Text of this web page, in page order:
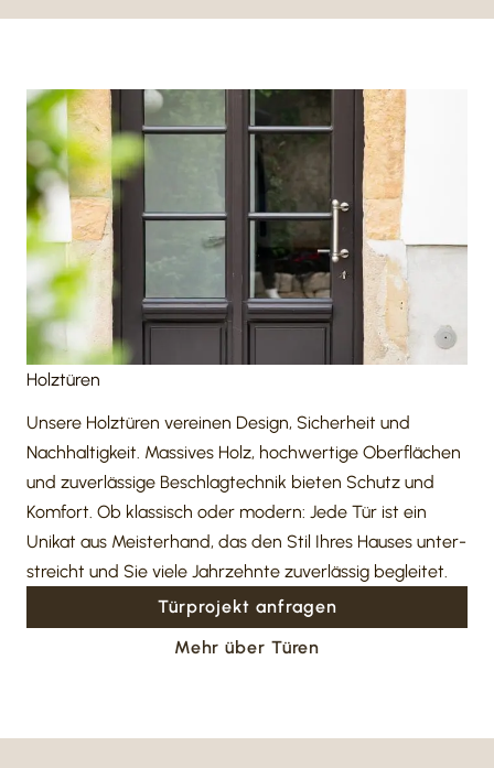
Holz­türen
Unsere Holz­türen vereinen Design, Sicher­heit und
Nachhaltigkeit. Massives Holz, hoch­wer­tige Ober­flä­chen
und zuver­läs­sige Beschlag­technik bieten Schutz und
Komfort. Ob klas­sisch oder modern: Jede Tür ist ein
Unikat aus Meis­ter­hand, das den Stil Ihres Hauses unter­
streicht und Sie viele Jahr­zehnte zuver­lässig begleitet.
Türpro­jekt anfragen
Mehr über Türen